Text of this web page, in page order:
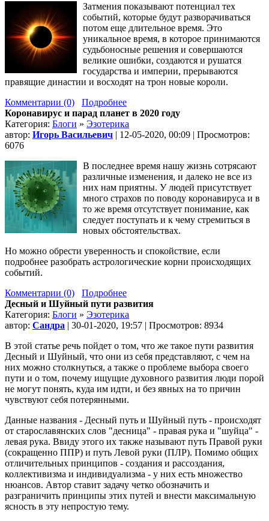
Затмения показывают потенциал тех
событий, которые будут разворачиваться
потом еще длительное время. Это
уникальное время, в которое принимаются
судьбоносные решения и совершаются
великие ошибки, создаются и рушатся
государства и империи, прерываются
правящие династии и восходят на трон новые короли.
Комментарии (0)
Подробнее
Коронавирус и парад планет в 2020 году
Категория: Блоги » Эзотерика
автор: Игорь Васильевич | 12-05-2020, 00:09 | Просмотров:
6076
В последнее время нашу жизнь сотрясают
различные изменения, и далеко не все из
них нам приятны. У людей присутствует
много страхов по поводу коронавируса и в
то же время отсутствует понимание, как
следует поступать и к чему стремиться в
новых обстоятельствах.
Но можно обрести уверенность и спокойствие, если
подробнее разобрать астрологические корни происходящих
событий.
Комментарии (0)
Подробнее
Десный и Шуйный пути развития
Категория: Блоги » Эзотерика
автор: Сандра | 30-01-2020, 19:57 | Просмотров: 8934
В этой статье речь пойдет о том, что же такое пути развития
Десный и Шуйный, что они из себя представляют, с чем на
них можно столкнуться, а также о проблеме выбора своего
пути и о том, почему ищущие духовного развития люди порой
не могут понять, куда им идти, и без явных на то причин
чувствуют себя потерянными.
Данные названия - Десный путь и Шуйный путь - происходят
от старославянских слов "десница" - правая рука и "шуйца" -
левая рука. Ввиду этого их также называют путь Правой руки
(сокращенно ППР) и путь Левой руки (ПЛР). Помимо общих
отличительных принципов - создания и рассоздания,
коллективизма и индивидуализма - у них есть множество
нюансов. Автор ставит задачу четко обозначить и
разграничить принципы этих путей и внести максимальную
ясность в эту непростую тему.